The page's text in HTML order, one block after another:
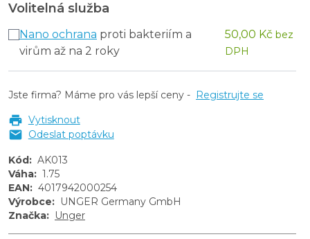
Volitelná služba
Nano ochrana proti bakteriím a
virům až na 2 roky
50,00 Kč bez
DPH
Jste firma? Máme pro vás lepší ceny -
Registrujte se
Vytisknout
Odeslat poptávku
Kód: AK013
Váha: 1.75
EAN: 4017942000254
Výrobce: UNGER Germany GmbH
Značka: Unger